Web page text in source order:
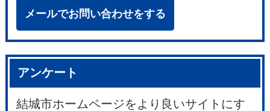
メールでお問い合わせをする
アンケート
結城市ホームページをより良いサイトにす